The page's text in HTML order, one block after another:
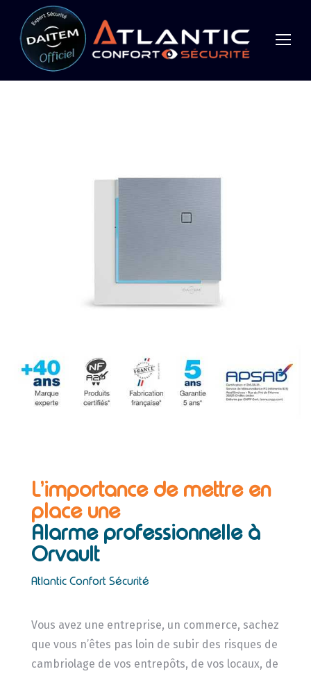
L’importance de mettre en
place une
Alarme professionnelle à
Orvault
Atlantic Confort Sécurité
Vous avez une entreprise, un commerce, sachez
que vous n’êtes pas loin de subir des risques de
cambriolage de vos entrepôts, de vos locaux, de